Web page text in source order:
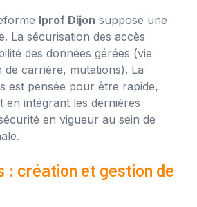
Iprof Dijon suppose une
La sécurisation des accès
des données gérées (vie
de carrière, mutations). La
est pensée pour être rapide,
en intégrant les dernières
en vigueur au sein de
: création et gestion de